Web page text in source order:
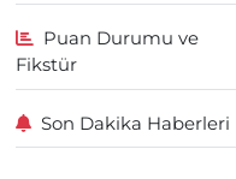
Puan Durumu ve
Fikstür
Son Dakika Haberleri